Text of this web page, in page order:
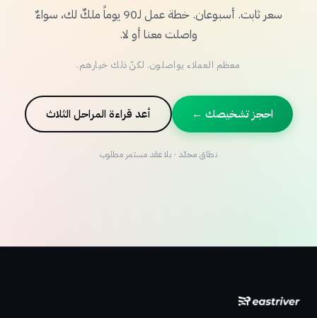
سعر ثابت. أسبوعان. خطة عمل لـ90 يوماً ملكٌ لك، سواءٌ
واصلت معنا أو لا.
معظم العملاء يواصلون. لكنّ ذلك خيارهم.
احجز تشخيصك ← أعد قراءة المراحل الثلاث
نطاق محدّد · بلا عقد مستمر مطلوب